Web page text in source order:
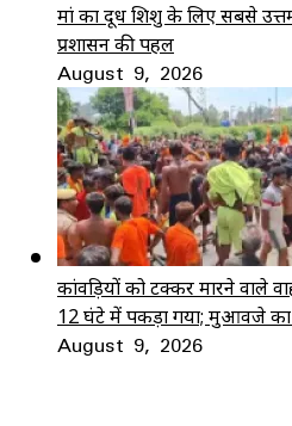
मां का दूध शिशु के लिए सबसे
प्रशासन की पहल
August 9, 2026
कांवड़ियों को टक्कर मारने वाले
12 घंटे में पकड़ा गया; मुआवजे
August 9, 2026